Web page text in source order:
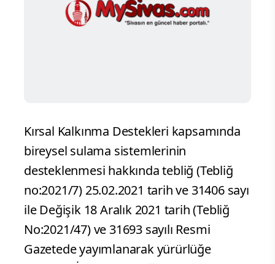
Kırsal Kalkınma Destekleri kapsamında
bireysel sulama sistemlerinin
desteklenmesi hakkında tebliğ (Tebliğ
no:2021/7) 25.02.2021 tarih ve 31406 sayı
ile Değişik 18 Aralık 2021 tarih (Tebliğ
No:2021/47) ve 31693 sayılı Resmi
Gazetede yayımlanarak yürürlüğe